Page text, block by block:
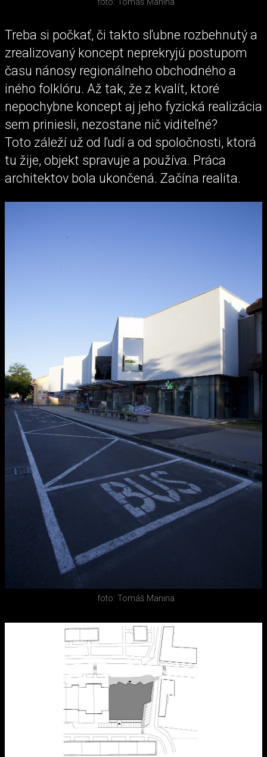
foto: Tomáš Manina
Treba si počkať, či takto sľubne rozbehnutý a
zrealizovaný koncept neprekryjú postupom
času nánosy regionálneho obchodného a
iného folklóru. Až tak, že z kvalít, ktoré
nepochybne koncept aj jeho fyzická realizácia
sem priniesli, nezostane nič viditeľné?
Toto záleží už od ľudí a od spoločnosti, ktorá
tu žije, objekt spravuje a používa. Práca
architektov bola ukončená. Začína realita.
foto: Tomáš Manina